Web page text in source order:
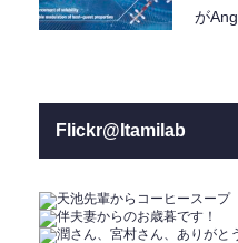
が
Flickr@Itamilab